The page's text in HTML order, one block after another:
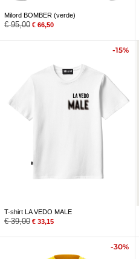
Milord BOMBER (verde)
€95,00 € 66,50
-15%
T-shirt LA VEDO MALE
€39,00 € 33,15
-30%